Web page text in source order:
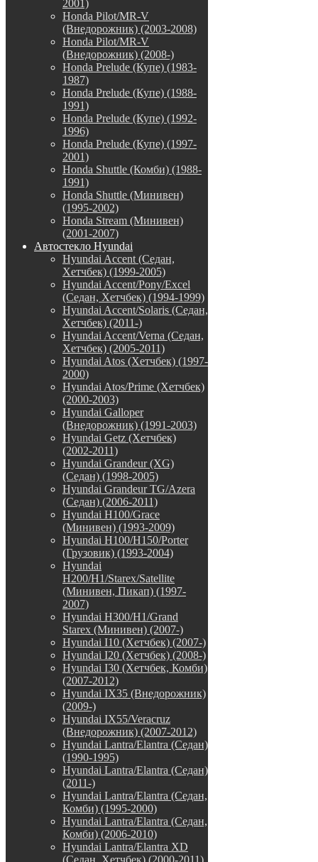
2001)
Honda Pilot/MR-V
(Внедорожник) (2003-2008)
Honda Pilot/MR-V
(Внедорожник) (2008-)
Honda Prelude (Купе) (1983-
1987)
Honda Prelude (Купе) (1988-
1991)
Honda Prelude (Купе) (1992-
1996)
Honda Prelude (Купе) (1997-
2001)
Honda Shuttle (Комби) (1988-
1991)
Honda Shuttle (Минивен)
(1995-2002)
Honda Stream (Минивен)
(2001-2007)
Автостекло Hyundai
Hyundai Accent (Седан,
Хетчбек) (1999-2005)
Hyundai Accent/Pony/Excel
(Седан, Хетчбек) (1994-1999)
Hyundai Accent/Solaris (Седан,
Хетчбек) (2011-)
Hyundai Accent/Verna (Седан,
Хетчбек) (2005-2011)
Hyundai Atos (Хетчбек) (1997-
2000)
Hyundai Atos/Prime (Хетчбек)
(2000-2003)
Hyundai Galloper
(Внедорожник) (1991-2003)
Hyundai Getz (Хетчбек)
(2002-2011)
Hyundai Grandeur (XG)
(Седан) (1998-2005)
Hyundai Grandeur TG/Azera
(Седан) (2006-2011)
Hyundai H100/Grace
(Минивен) (1993-2009)
Hyundai H100/H150/Porter
(Грузовик) (1993-2004)
Hyundai
H200/H1/Starex/Satellite
(Минивен, Пикап) (1997-
2007)
Hyundai H300/H1/Grand
Starex (Минивен) (2007-)
Hyundai I10 (Хетчбек) (2007-)
Hyundai I20 (Хетчбек) (2008-)
Hyundai I30 (Хетчбек, Комби)
(2007-2012)
Hyundai IX35 (Внедорожник)
(2009-)
Hyundai IX55/Veracruz
(Внедорожник) (2007-2012)
Hyundai Lantra/Elantra (Седан)
(1990-1995)
Hyundai Lantra/Elantra (Седан)
(2011-)
Hyundai Lantra/Elantra (Седан,
Комби) (1995-2000)
Hyundai Lantra/Elantra (Седан,
Комби) (2006-2010)
Hyundai Lantra/Elantra XD
(Седан, Хетчбек) (2000-2011)